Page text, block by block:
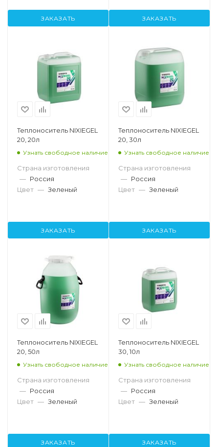
ЗАКАЗАТЬ ЗАКАЗАТЬ
Теплоноситель NIXIEGEL
20, 20л
Узнать свободное наличие
Страна изготовления
— Россия
Цвет — Зеленый
ЗАКАЗАТЬ
Теплоноситель NIXIEGEL
20, 30л
Узнать свободное наличие
Страна изготовления
— Россия
Цвет — Зеленый
ЗАКАЗАТЬ
Теплоноситель NIXIEGEL
20, 50л
Узнать свободное наличие
Страна изготовления
— Россия
Цвет — Зеленый
ЗАКАЗАТЬ
Теплоноситель NIXIEGEL
30, 10л
Узнать свободное наличие
Страна изготовления
— Россия
Цвет — Зеленый
ЗАКАЗАТЬ